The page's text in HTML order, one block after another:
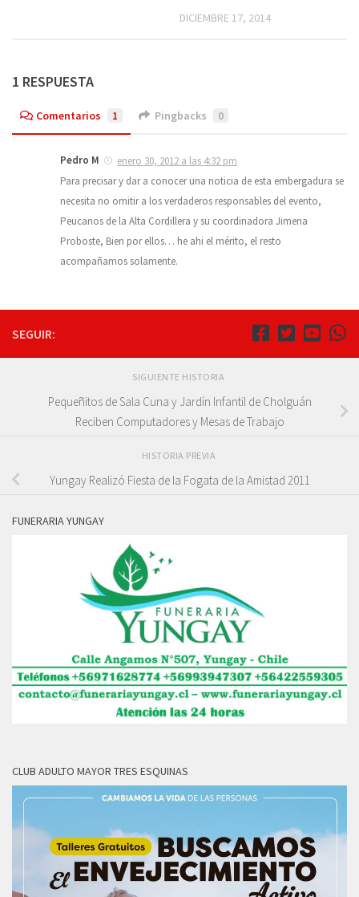
DICIEMBRE 17, 2014
1 RESPUESTA
Comentarios 1 Pingbacks 0
Pedro M
enero 30, 2012 a las 4:32 pm
Para precisar y dar a conocer una noticia de esta embergadura se
necesita no omitir a los verdaderos responsables del evento,
Peucanos de la Alta Cordillera y su coordinadora Jimena
Proboste, Bien por ellos… he ahi el mérito, el resto
acompañamos solamente.
SEGUIR:
SIGUIENTE HISTORIA
Pequeñitos de Sala Cuna y Jardín Infantil de Cholguán
Reciben Computadores y Mesas de Trabajo
HISTORIA PREVIA
Yungay Realizó Fiesta de la Fogata de la Amistad 2011
FUNERARIA YUNGAY
CLUB ADULTO MAYOR TRES ESQUINAS